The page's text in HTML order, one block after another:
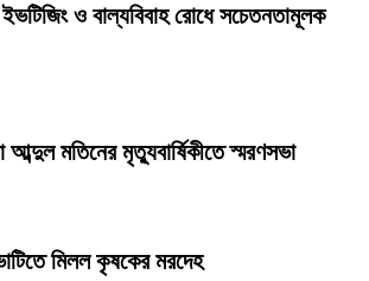
ও বাল্যবিবাহ রোধে সচেতনতামূলক
মতিনের মৃত্যুবার্ষিকীতে স্মরণসভা
মিলল কৃষকের মরদেহ